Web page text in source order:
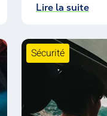
Lire la suite
Sécurité